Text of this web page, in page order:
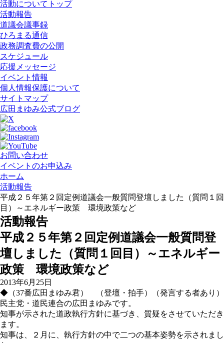
活動についてトップ
活動報告
道議会議事録
ひろまる通信
政務調査費の公開
スケジュール
応援メッセージ
イベント情報
個人情報保護について
サイトマップ
広田まゆみ公式ブログ
お問い合わせ
イベントのお申込み
ホーム
活動報告
平成２５年第２回定例道議会一般質問登壇しました（質問１回
目）～エネルギー政策 環境政策など
活動報告
平成２５年第２回定例道議会一般質問登
壇しました（質問１回目）～エネルギー
政策 環境政策など
2013年6月25日
◆（37番広田まゆみ君） （登壇・拍手）（発言する者あり）
民主党・道民連合の広田まゆみです。
知事が示された道政執行方針に基づき、質疑をさせていただき
ます。
知事は、２月に、執行方針の中で二つの基本姿勢を示されまし